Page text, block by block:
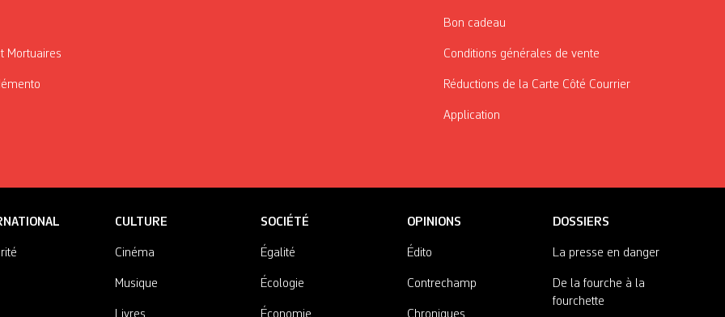
Mortuaires
Bon cadeau
Conditions générales de vente
Réductions de la Carte Côté Courrier
Application
CULTURE
Cinéma
Musique
SOCIÉTÉ
Égalité
Écologie
OPINIONS
Édito
Contrechamp
DOSSIERS
La presse en danger
De la fourche à la
fourchette